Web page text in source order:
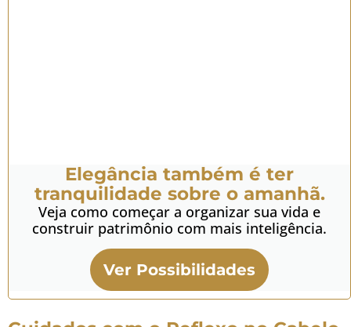
Elegância também é ter
tranquilidade sobre o amanhã.
Veja como começar a organizar sua vida e
construir patrimônio com mais inteligência.
Ver Possibilidades